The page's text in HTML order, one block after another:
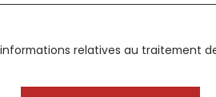
relatives au traitement